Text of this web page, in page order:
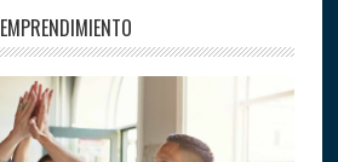
EMPRENDIMIENTO